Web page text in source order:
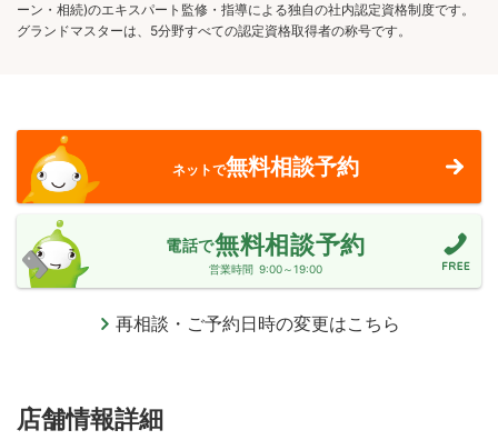
ーン・相続)のエキスパート監修・指導による独自の社内認定資格制度です。
グランドマスターは、5分野すべての認定資格取得者の称号です。
ネットで無料相談予約
電話で無料相談予約
営業時間 9:00～19:00
再相談・ご予約日時の変更はこちら
店舗情報詳細